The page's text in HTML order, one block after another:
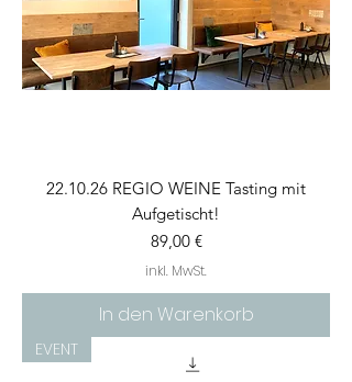
22.10.26 REGIO WEINE Tasting mit
Aufgetischt!
Preis
89,00 €
inkl. MwSt.
In den Warenkorb
EVENT